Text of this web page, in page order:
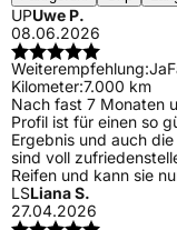
UPUwe P.
08.06.2026
Weiterempfehlung:Ja
Kilometer:7.000 km
Nach fast 7 Monaten
Profil ist für einen so
Ergebnis und auch
sind voll
Reifen und kann sie
LSLiana S.
27.04.2026